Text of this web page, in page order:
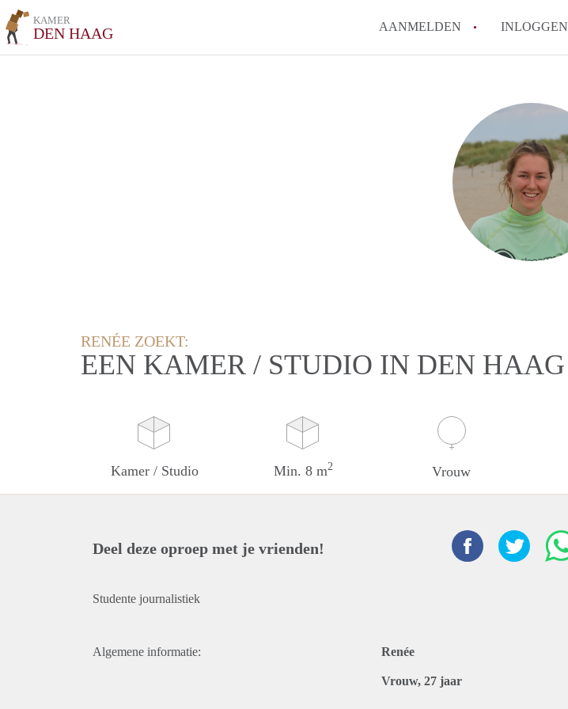
KAMER
DEN HAAG AANMELDEN INLOGGEN
RENÉE ZOEKT:
EEN KAMER / STUDIO IN DEN HAAG
Kamer / Studio Min. 8 m2 Vrouw
Deel deze oproep met je vrienden!
Studente journalistiek
Algemene informatie: Renée
Vrouw, 27 jaar